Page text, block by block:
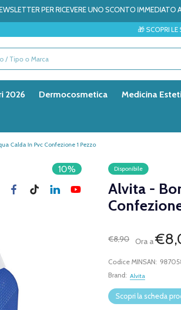
PER RICEVERE UNO SCONTO IMMEDIATO
🎁 SCOPRI LE SORPRESE DEL
2026 Dermocosmetica Medicina
Calda In Pvc Confezione 1 Pezzo
Disponibile
Alvita -
€8,90
Ora a
10%
Codice MINSAN:
Brand: Alvita
Scopri la scheda